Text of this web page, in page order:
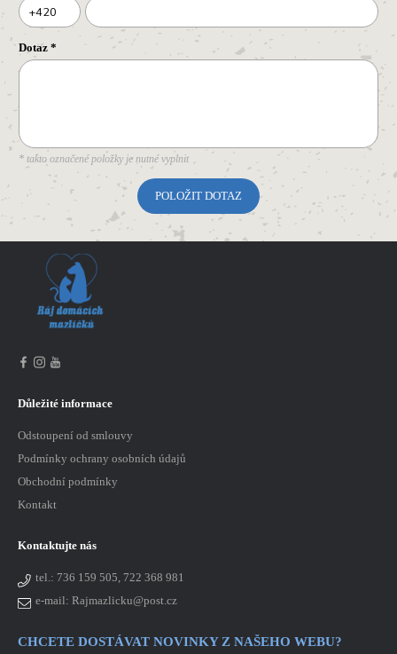
+420
Dotaz *
* takto označené položky je nutné vyplnit
Důležité informace
Odstoupení od smlouvy
Podmínky ochrany osobních údajů
Obchodní podmínky
Kontakt
Kontaktujte nás
tel.: 736 159 505, 722 368 981
e-mail: Rajmazlicku@post.cz
CHCETE DOSTÁVAT NOVINKY Z NAŠEHO WEBU?